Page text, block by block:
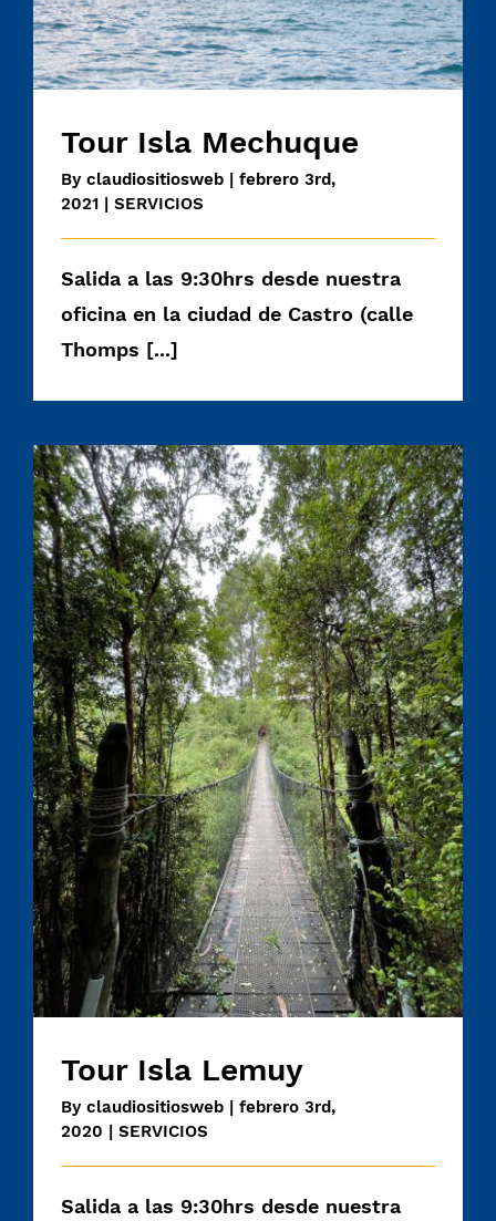
Tour Isla Mechuque
By claudiositiosweb | febrero 3rd,
2021 | SERVICIOS
Salida a las 9:30hrs desde nuestra
oficina en la ciudad de Castro (calle
Thomps [...]
Tour Isla Lemuy
Tour Isla Lemuy
By claudiositiosweb | febrero 3rd,
2020 | SERVICIOS
Salida a las 9:30hrs desde nuestra